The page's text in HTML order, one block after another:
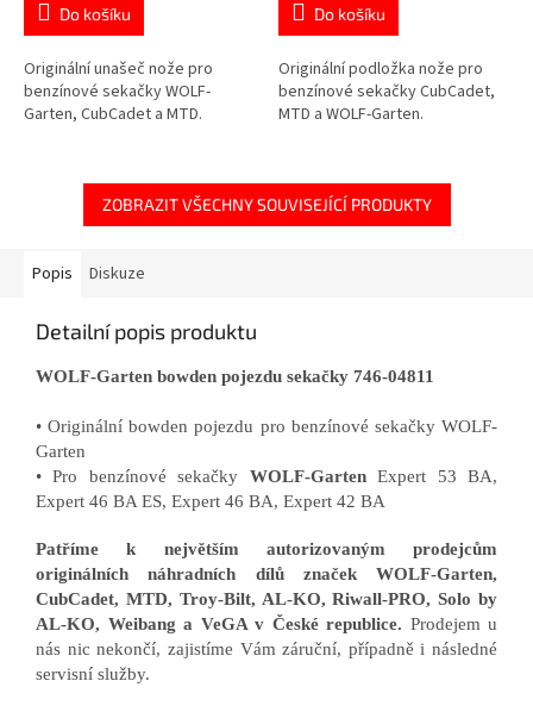
Do košíku
Originální unašeč nože pro
benzínové sekačky WOLF-
Garten, CubCadet a MTD.
Do košíku
Originální podložka nože pro
benzínové sekačky CubCadet,
MTD a WOLF-Garten.
ZOBRAZIT VŠECHNY SOUVISEJÍCÍ PRODUKTY
Popis Diskuze
Detailní popis produktu
WOLF-Garten bowden pojezdu sekačky 746-04811
• Originální bowden pojezdu pro benzínové sekačky WOLF-
Garten
• Pro benzínové sekačky WOLF-GartenExpert 53 BA,
Expert 46 BA ES, Expert 46 BA, Expert 42 BA
Patříme k největším autorizovaným prodejcům
originálních náhradních dílů značek WOLF-Garten,
CubCadet, MTD, Troy-Bilt, AL-KO, Riwall-PRO, Solo by
AL-KO, Weibang a VeGA v České republice. Prodejem u
nás nic nekončí, zajistíme Vám záruční, případně i následné
servisní služby.